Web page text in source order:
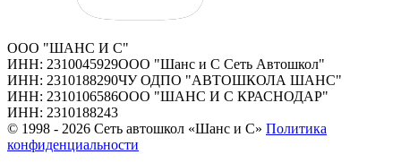
ООО "ШАНС И С"
ИНН: 2310045929ООО "Шанс и С Сеть Автошкол"
ИНН: 2310188290ЧУ ОДПО "АВТОШКОЛА ШАНС"
ИНН: 2310106586ООО "ШАНС И С КРАСНОДАР"
ИНН: 2310188243
© 1998 - 2026 Сеть автошкол «Шанс и С» Политика
конфиденциальности